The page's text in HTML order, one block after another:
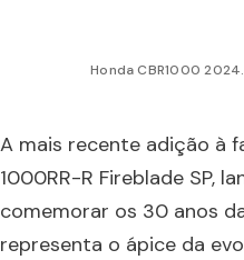
Honda CBR1000
A mais recente adição à
1000RR-R Fireblade SP,
comemorar os 30 anos
representa o ápice da